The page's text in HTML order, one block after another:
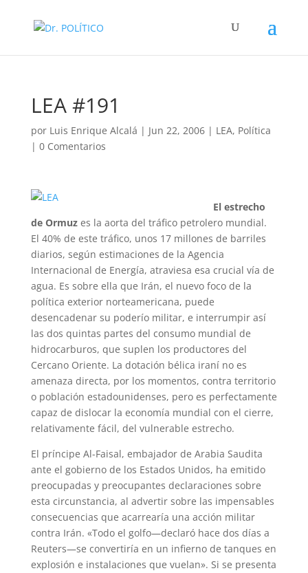
LEA #191
por Luis Enrique Alcalá | Jun 22, 2006| LEA, Política
| 0 Comentarios
El estrecho
de Ormuzes la aorta del tráfico petrolero mundial.
El 40% de este tráfico, unos 17 millones de barriles
diarios, según estimaciones de la Agencia
Internacional de Energía, atraviesa esa crucial vía de
agua. Es sobre ella que Irán, el nuevo foco de la
política exterior norteamericana, puede
desencadenar su poderío militar, e interrumpir así
las dos quintas partes del consumo mundial de
hidrocarburos, que suplen los productores del
Cercano Oriente. La dotación bélica iraní no es
amenaza directa, por los momentos, contra territorio
o población estadounidenses, pero es perfectamente
capaz de dislocar la economía mundial con el cierre,
relativamente fácil, del vulnerable estrecho.
El príncipe Al-Faisal, embajador de Arabia Saudita
ante el gobierno de los Estados Unidos, ha emitido
preocupadas y preocupantes declaraciones sobre
esta circunstancia, al advertir sobre las impensables
consecuencias que acarrearía una acción militar
contra Irán. «Todo el golfo—declaró hace dos días a
Reuters—se convertiría en un infierno de tanques en
explosión e instalaciones que vuelan». Si se presenta